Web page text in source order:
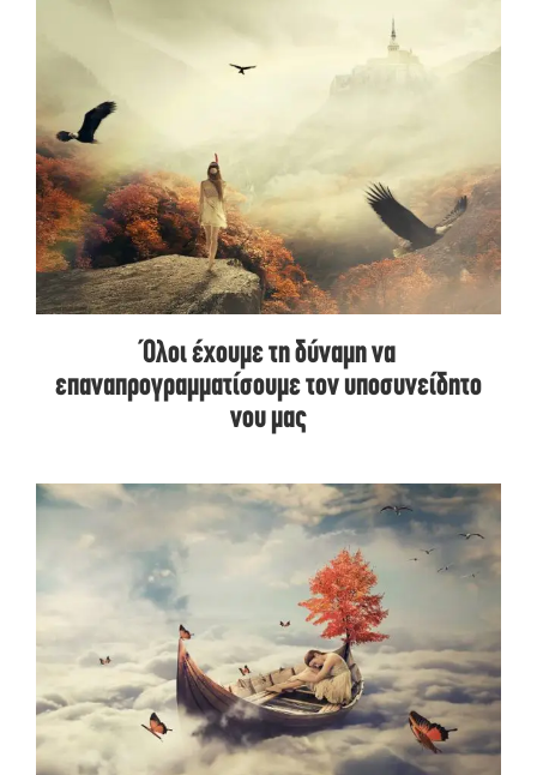
Όλοι έχουμε τη δύναμη να
επαναπρογραμματίσουμε τον υποσυνείδητο
νου μας